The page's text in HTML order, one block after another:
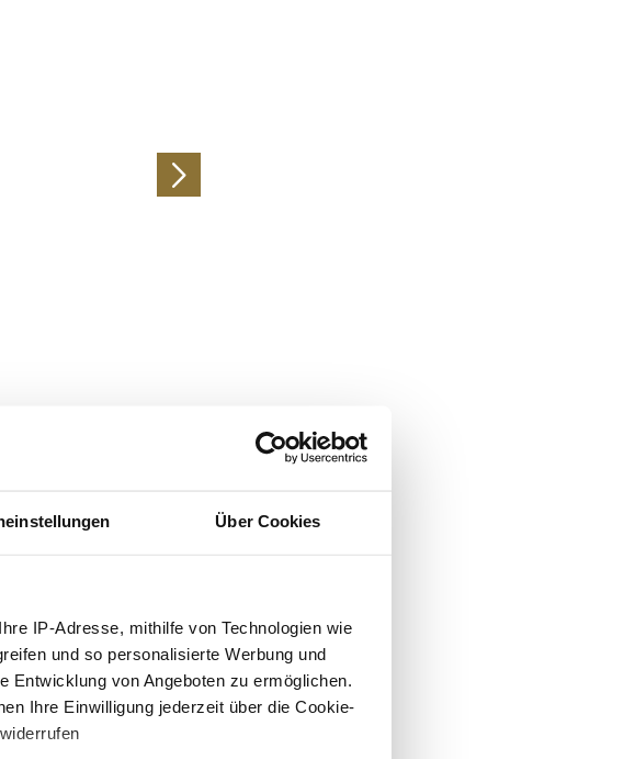
Über Cookies
IP-Adresse, mithilfe von Technologien wie
und so personalisierte Werbung und
Entwicklung von Angeboten zu ermöglichen.
Ihre Einwilligung jederzeit über die Cookie-